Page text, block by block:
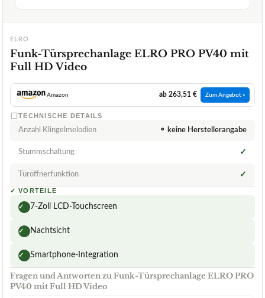
ELRO
Funk-Türsprechanlage ELRO PRO PV40 mit
Full HD Video
Amazon ab 263,51 € Zum Angebot »
TECHNISCHE DETAILS
Anzahl Klingelmelodien ⚬ keine Herstellerangabe
Stummschaltung ✓
Türöffnerfunktion ✓
✓ VORTEILE
✓ 7-Zoll LCD-Touchscreen
✓ Nachtsicht
✓ Smartphone-Integration
Fragen und Antworten zu Funk-Türsprechanlage ELRO PRO
PV40 mit Full HD Video